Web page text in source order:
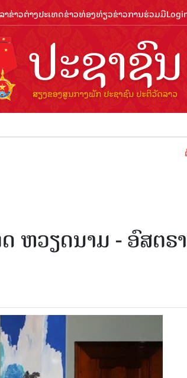
າຂ່າວຕ່າງປະເທດຂ່າວທ່ອງທ່ຽວຂ່າວການຮ່ວມມື
ຕ້ອນຮັ
ຫວຽດນາມ - ອົສຕຣ